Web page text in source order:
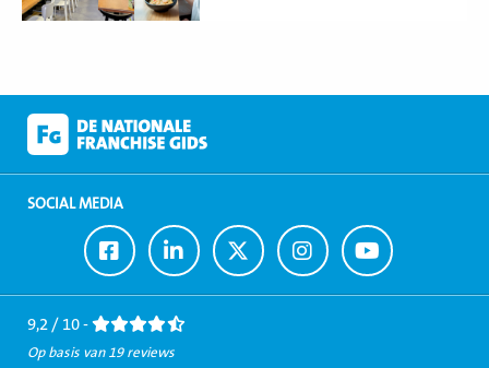
SOCIAL MEDIA
Ga
naar
Facebook
Ga
naar
LinkedIn
Ga
naar
Twitter
Ga
naar
Instagram
Ga
naar
Youtube
9,2 / 10 -
Op basis van 19 reviews